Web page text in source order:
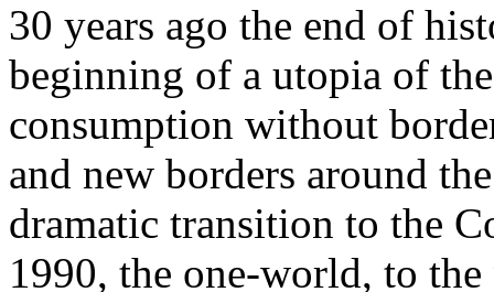
30 years ago the end of
beginning of a utopia of
consumption without
and new borders around
dramatic transition to the
1990, the one-world, to the